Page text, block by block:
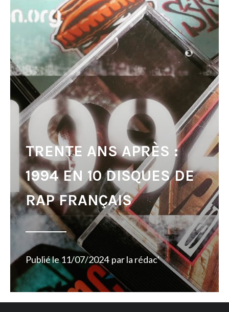
TRENTE ANS APRÈS :
1994 EN 10 DISQUES DE
RAP FRANÇAIS
Publié le11/07/2024 parla rédac'